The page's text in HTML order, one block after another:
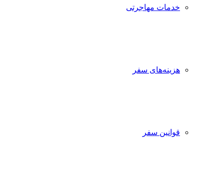
خدمات مهاجرتی
هزینه‌های سفر
قوانین سفر